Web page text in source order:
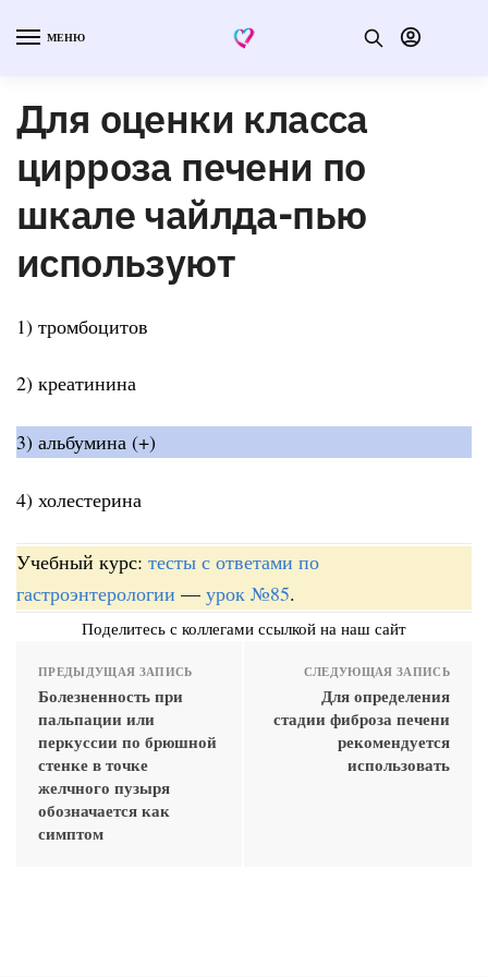
МЕНЮ
Для оценки класса
цирроза печени по
шкале чайлда-пью
используют
1) тромбоцитов
2) креатинина
3) альбумина (+)
4) холестерина
Учебный курс: тесты с ответами по
гастроэнтерологии — урок №85.
Поделитесь с коллегами ссылкой на наш сайт
ПРЕДЫДУЩАЯ ЗАПИСЬ
Болезненность при
пальпации или
перкуссии по брюшной
стенке в точке
желчного пузыря
обозначается как
симптом
СЛЕДУЮЩАЯ ЗАПИСЬ
Для определения
стадии фиброза печени
рекомендуется
использовать